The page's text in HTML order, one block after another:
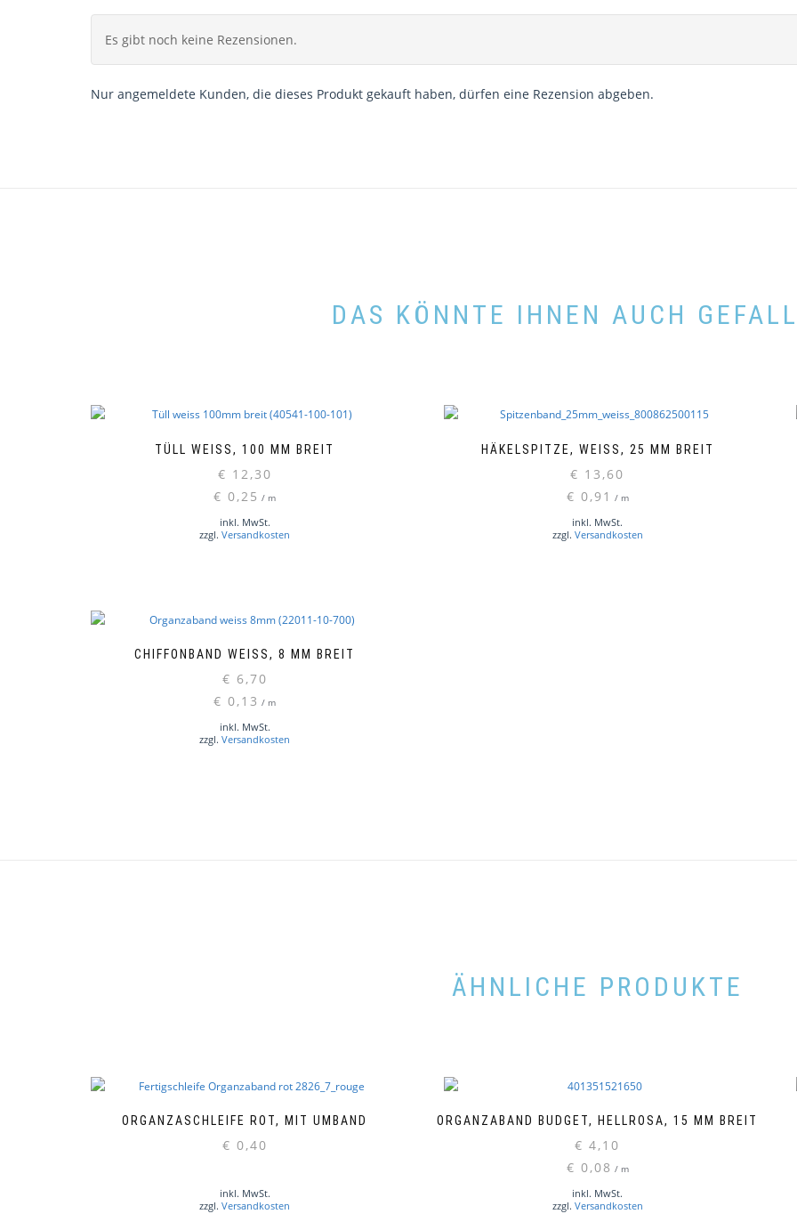
Es gibt noch keine Rezensionen.
Nur angemeldete Kunden, die dieses Produkt gekauft haben, dürfen eine Rezension abgeben.
DAS KÖNNTE IHNEN AUCH
TÜLL WEISS, 100 MM BREIT
€ 12,30
€ 0,25 / m
inkl. MwSt.
zzgl.Versandkosten
HÄKELSPITZE, WEISS, 25 MM BREIT
€ 13,60
€ 0,91 / m
inkl. MwSt.
zzgl. Versandkosten
CHIFFONBAND WEISS, 8 MM BREIT
€ 6,70
€ 0,13 / m
inkl. MwSt.
zzgl.Versandkosten
ÄHNLICHE PRODUKTE
ORGANZASCHLEIFE ROT, MIT UMBAND
€ 0,40
inkl. MwSt.
zzgl.Versandkosten
ORGANZABAND BUDGET, HELLROSA, 15 MM BREIT
€ 4,10
€ 0,08 / m
inkl. MwSt.
zzgl. Versandkosten